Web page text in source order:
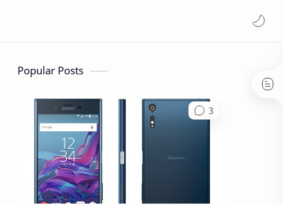
Popular Posts